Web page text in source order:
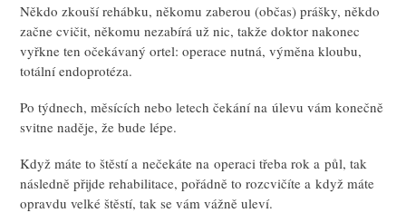
Někdo zkouší rehábku, někomu zaberou (občas) prášky, někdo
začne cvičit, někomu nezabírá už nic, takže doktor nakonec
vyřkne ten očekávaný ortel: operace nutná, výměna kloubu,
totální endoprotéza.
Po týdnech, měsících nebo letech čekání na úlevu vám konečně
svitne naděje, že bude lépe.
Když máte to štěstí a nečekáte na operaci třeba rok a půl, tak
následně přijde rehabilitace, pořádně to rozcvičíte a když máte
opravdu velké štěstí, tak se vám vážně uleví.